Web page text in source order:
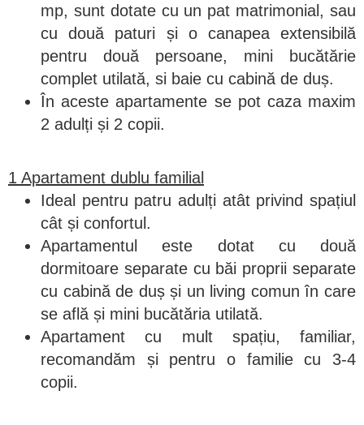
mp, sunt dotate cu un pat matrimonial, sau
cu două paturi și o canapea extensibilă
pentru două persoane, mini bucătărie
complet utilată, si baie cu cabină de duș.
În aceste apartamente se pot caza maxim
2 adulți și 2 copii.
1 Apartament dublu familial
Ideal pentru patru adulți atât privind spațiul
cât și confortul.
Apartamentul este dotat cu două
dormitoare separate cu băi proprii separate
cu cabină de duș și un living comun în care
se află și mini bucătăria utilată.
Apartament cu mult spațiu, familiar,
recomandăm și pentru o familie cu 3-4
copii.